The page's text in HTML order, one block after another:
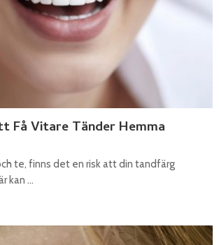
Få Vitare Tänder Hemma
te, finns det en risk att din tandfärg
kan …